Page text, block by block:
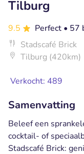
Tilburg
9.5 Perfect • 57
Stadscafé Brick
Tilburg (420km)
Verkocht: 489
Samenvatting
Beleef een
cocktail- of
Stadscafé Brick: